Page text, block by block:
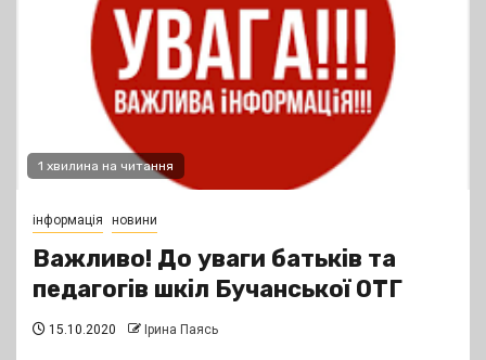
1 хвилина на читання
інформація новини
Важливо! До уваги батьків та
педагогів шкіл Бучанської ОТГ
15.10.2020 Ірина Паясь